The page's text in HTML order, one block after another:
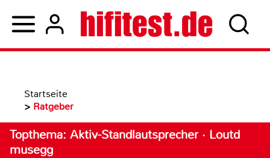
Startseite
> Ratgeber
Topthema: Aktiv-Standlautsprecher · Loutd
musegg